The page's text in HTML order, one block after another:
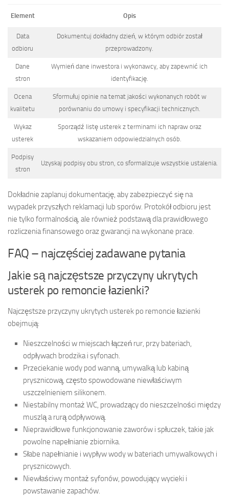
Element Opis
Data
odbioru
Dokumentuj dokładny dzień, w którym odbiór został
przeprowadzony.
Dane
stron
Wymień dane inwestora i wykonawcy, aby zapewnić ich
identyfikację.
Ocena
kvalitetu
Sformułuj opinie na temat jakości wykonanych robót w
porównaniu do umowy i specyfikacji technicznych.
Wykaz
usterek
Sporządź listę usterek z terminami ich napraw oraz
wskazaniem odpowiedzialnych osób.
Podpisy
stron
Uzyskaj podpisy obu stron, co sformalizuje wszystkie ustalenia.
Dokładnie zaplanuj dokumentację, aby zabezpieczyć się na
wypadek przyszłych reklamacji lub sporów. Protokół odbioru jest
nie tylko formalnością, ale również podstawą dla prawidłowego
rozliczenia finansowego oraz gwarancji na wykonane prace.
FAQ – najczęściej zadawane pytania
Jakie są najczęstsze przyczyny ukrytych
usterek po remoncie łazienki?
Najczęstsze przyczyny ukrytych usterek po remoncie łazienki
obejmują:
Nieszczelności w miejscach łączeń rur, przy bateriach,
odpływach brodzika i syfonach.
Przeciekanie wody pod wanną, umywalką lub kabiną
prysznicową, często spowodowane niewłaściwym
uszczelnieniem silikonem.
Niestabilny montaż WC, prowadzący do nieszczelności między
muszlą a rurą odpływową.
Nieprawidłowe funkcjonowanie zaworów i spłuczek, takie jak
powolne napełnianie zbiornika.
Słabe napełnianie i wypływ wody w bateriach umywalkowych i
prysznicowych.
Niewłaściwy montaż syfonów, powodujący wycieki i
powstawanie zapachów.